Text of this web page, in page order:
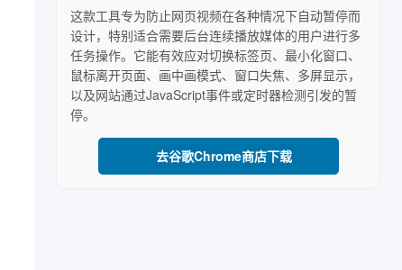
这款工具专为防止网页视频在各种情况下自动暂停而
设计，特别适合需要后台连续播放媒体的用户进行多
任务操作。它能有效应对切换标签页、最小化窗口、
鼠标离开页面、画中画模式、窗口失焦、多屏显示，
以及网站通过JavaScript事件或定时器检测引发的暂
停。
去谷歌Chrome商店下载